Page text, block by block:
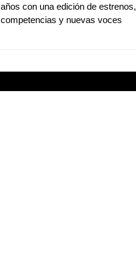
años con una edición de estrenos,
competencias y nuevas voces